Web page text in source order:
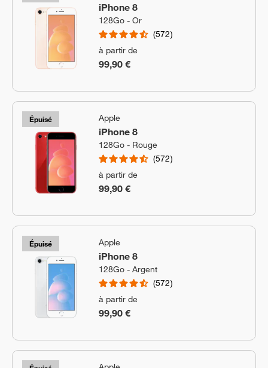
iPhone 8
128Go - Or
572
à partir de
99,90 €
Épuisé Apple
iPhone 8
128Go - Rouge
572
à partir de
99,90 €
Épuisé Apple
iPhone 8
128Go - Argent
572
à partir de
99,90 €